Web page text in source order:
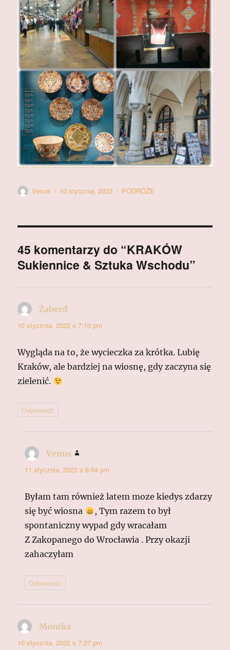
Autor
Venus
Data
10 stycznia, 2022 Kategorie
PODRÓŻE
45 komentarzy do “KRAKÓW
Sukiennice & Sztuka Wschodu”
Żaberd
10 stycznia, 2022 o 7:10 pm
Wygląda na to, że wycieczka za krótka. Lubię
Kraków, ale bardziej na wiosnę, gdy zaczyna się
zielenić.
Odpowiedz
Venus
11 stycznia, 2022 o 8:04 pm
Byłam tam również latem moze kiedys zdarzy
się być wiosna
, Tym razem to był
spontaniczny wypad gdy wracałam
Z Zakopanego do Wrocławia . Przy okazji
zahaczyłam
Odpowiedz
Monika
10 stycznia, 2022 o 7:27 pm